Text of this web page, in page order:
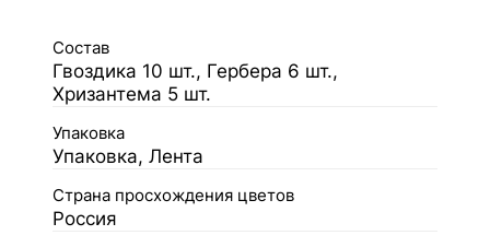
Состав
Гвоздика 10 шт., Гербера 6 шт.,
Хризантема 5 шт.
Упаковка
Упаковка, Лента
Страна просхождения цветов
Россия